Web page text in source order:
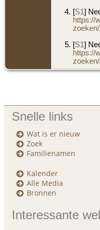
[S1 ]
https://
[S1 ]
https://
Snelle links
Wat is er nieuw
Zoek
Familienamen
Kalender
Alle Media
Bronnen
Interessante